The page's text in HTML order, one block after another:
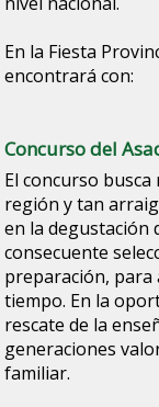
En la Fiesta
encontrará con:
Concurso del
El concurso
región y tan
en la degustación
consecuente
preparación, para
tiempo. En la
rescate de la
generaciones
familiar.